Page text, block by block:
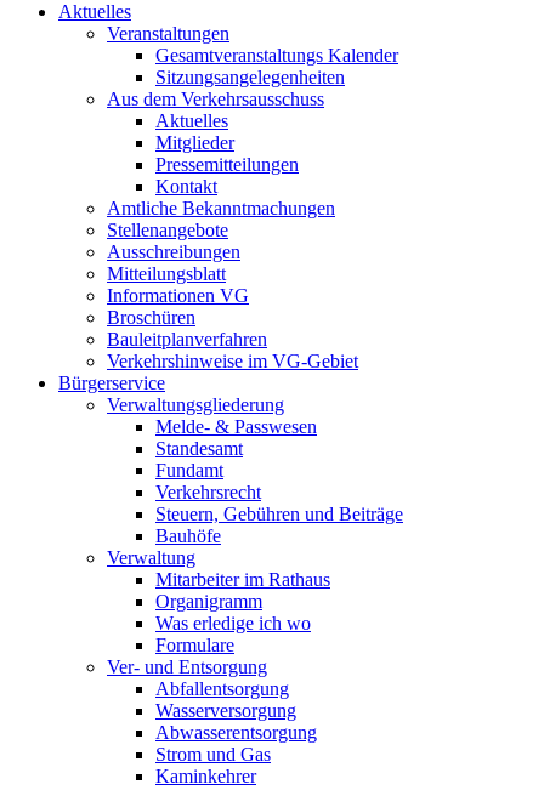
Aktuelles
Veranstaltungen
Gesamtveranstaltungs Kalender
Sitzungsangelegenheiten
Aus dem Verkehrsausschuss
Aktuelles
Mitglieder
Pressemitteilungen
Kontakt
Amtliche Bekanntmachungen
Stellenangebote
Ausschreibungen
Mitteilungsblatt
Informationen VG
Broschüren
Bauleitplanverfahren
Verkehrshinweise im VG-Gebiet
Bürgerservice
Verwaltungsgliederung
Melde- & Passwesen
Standesamt
Fundamt
Verkehrsrecht
Steuern, Gebühren und Beiträge
Bauhöfe
Verwaltung
Mitarbeiter im Rathaus
Organigramm
Was erledige ich wo
Formulare
Ver- und Entsorgung
Abfallentsorgung
Wasserversorgung
Abwasserentsorgung
Strom und Gas
Kaminkehrer